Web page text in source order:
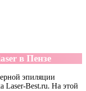
в Пензе
эпиляции
Laser-Best.ru. На этой